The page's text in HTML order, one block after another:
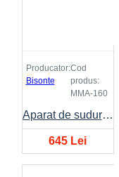
Producator:
Bisonte
Cod
produs:
MMA-160
Aparat de sudura (tip inverter) BISONTE MMA-160 20-160A 230V
645 Lei